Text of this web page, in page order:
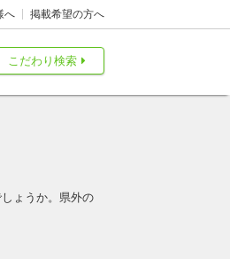
へ 掲載希望の方へ
こだわり検索
ょうか。県外の